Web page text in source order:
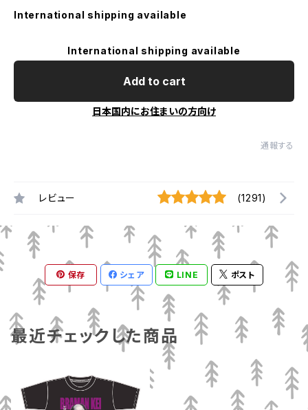
International shipping available
International shipping available
Add to cart
日本国内にお住まいの方向け
通報する
レビュー (1291)
保存 シェア LINE ポスト
最近チェックした商品